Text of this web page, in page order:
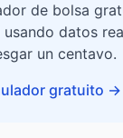
de bolsa
datos
un centavo.
gratuito →